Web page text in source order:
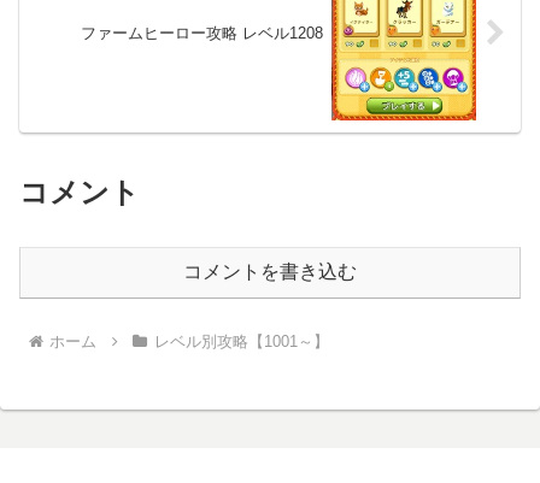
ファームヒーロー攻略 レベル1208
コメント
コメントを書き込む
ホーム レベル別攻略【1001～】